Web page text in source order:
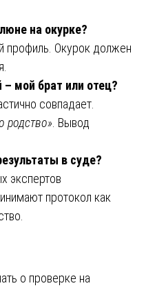
на окурке?
профиль. Окурок должен
мой брат или отец?
совпадает.
родство» . Вывод
в суде?
экспертов
протокол как
о проверке на